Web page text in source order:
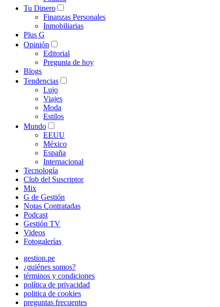
Tu Dinero
Finanzas Personales
Inmobiliarias
Plus G
Opinión
Editorial
Pregunta de hoy
Blogs
Tendencias
Lujo
Viajes
Moda
Estilos
Mundo
EEUU
México
España
Internacional
Tecnología
Club del Suscriptor
Mix
G de Gestión
Notas Contratadas
Podcast
Gestión TV
Videos
Fotogalerías
gestion.pe
¿quiénes somos?
términos y condiciones
política de privacidad
politica de cookies
preguntas frecuentes